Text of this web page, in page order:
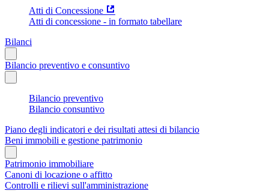
Atti di Concessione
Atti di concessione - in formato tabellare
Bilanci
Bilancio preventivo e consuntivo
Bilancio preventivo
Bilancio consuntivo
Piano degli indicatori e dei risultati attesi di bilancio
Beni immobili e gestione patrimonio
Patrimonio immobiliare
Canoni di locazione o affitto
Controlli e rilievi sull'amministrazione